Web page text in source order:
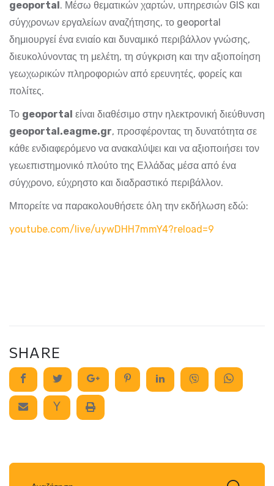
geoportal. Μέσω θεματικών χαρτών, υπηρεσιών GIS και
σύγχρονων εργαλείων αναζήτησης, το geoportal
δημιουργεί ένα ενιαίο και δυναμικό περιβάλλον γνώσης,
διευκολύνοντας τη μελέτη, τη σύγκριση και την αξιοποίηση
γεωχωρικών πληροφοριών από ερευνητές, φορείς και
πολίτες.
Το geoportal είναι διαθέσιμο στην ηλεκτρονική διεύθυνση
geoportal.eagme.gr, προσφέροντας τη δυνατότητα σε
κάθε ενδιαφερόμενο να ανακαλύψει και να αξιοποιήσει τον
γεωεπιστημονικό πλούτο της Ελλάδας μέσα από ένα
σύγχρονο, εύχρηστο και διαδραστικό περιβάλλον.
Μπορείτε να παρακολουθήσετε όλη την εκδήλωση εδώ:
youtube.com/live/uywDHH7mmY4?reload=9
SHARE